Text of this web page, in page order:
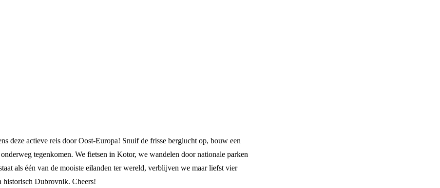
deze actieve reis door Oost-Europa! Snuif de frisse berglucht op, bouw een
tegenkomen. We fietsen in Kotor, we wandelen door nationale parken
als één van de mooiste eilanden ter wereld, verblijven we maar liefst vier
historisch Dubrovnik. Cheers!